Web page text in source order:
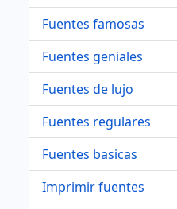
Fuentes famosas
Fuentes geniales
Fuentes de lujo
Fuentes regulares
Fuentes basicas
Imprimir fuentes